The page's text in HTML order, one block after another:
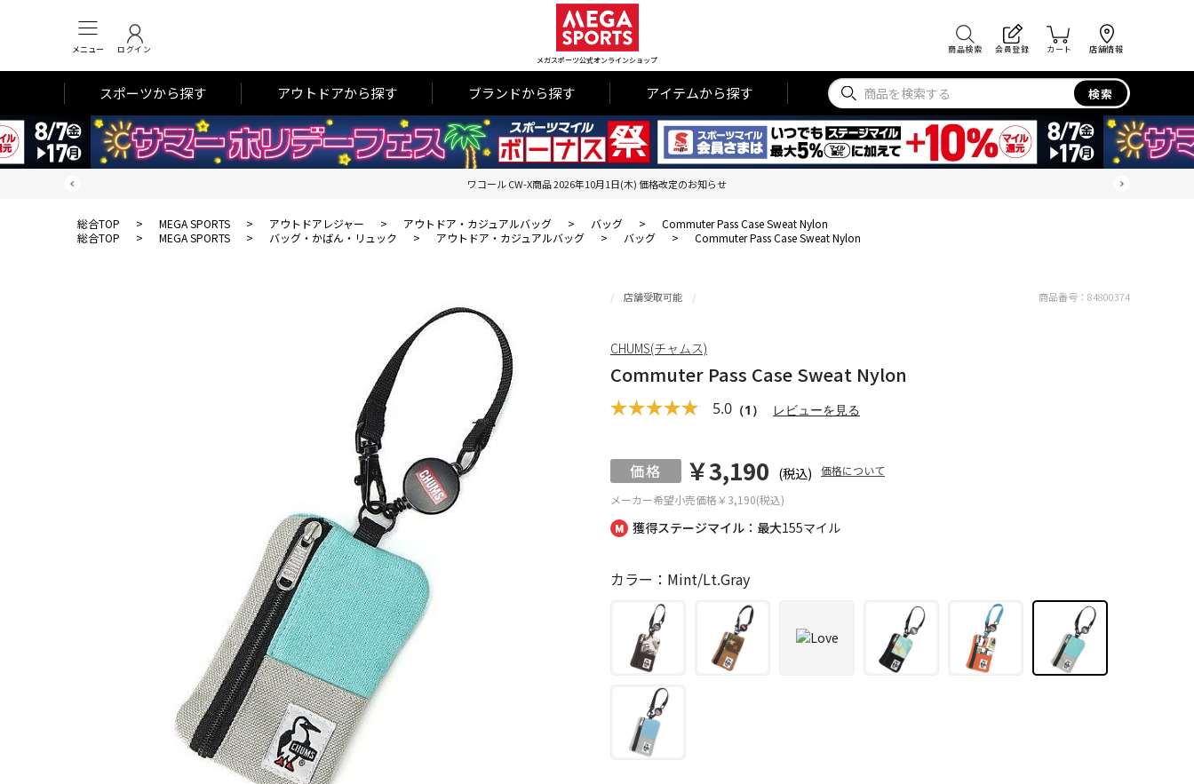
メニュー ログイン
メガスポーツ公式オンラインショップ
商品検索 会員登録 カート 店舗情報
スポーツから探す アウトドアから探す ブランドから探す アイテムから探す 検索
ワコール CW-X商品 2026年10月1日(木) 価格改定のお知らせ
総合TOP > MEGA SPORTS > アウトドアレジャー > アウトドア・カジュアルバッグ > バッグ >
Commuter Pass Case Sweat Nylon
総合TOP
> MEGA SPORTS > バッグ・かばん・リュック > アウトドア・カジュアルバッグ > バッグ > Commuter Pass Case Sweat Nylon
獲得ステージマイル：最大155マイル
店舗受取可能
Commuter Pass Case Sweat Nylon
5.0 （1） レビューを見る
メーカー希望小売価格￥3,190(税込)
￥3,190 (税込) 価格について
カラー：Mint/Lt.Gray
商品番号： 84800374
CHUMS(チャムス)